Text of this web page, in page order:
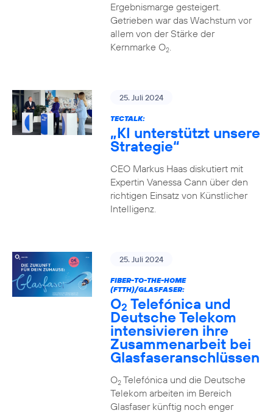
Ergebnismarge gesteigert.
Getrieben war das Wachstum vor
allem von der Stärke der
Kernmarke O2.
25. Juli 2024
TECTALK:
„KI unterstützt unsere
Strategie“
CEO Markus Haas diskutiert mit
Expertin Vanessa Cann über den
richtigen Einsatz von Künstlicher
Intelligenz.
25. Juli 2024
FIBER-TO-THE-HOME
(FTTH)/GLASFASER:
O2 Telefónica und
Deutsche Telekom
intensivieren ihre
Zusammenarbeit bei
Glasfaseranschlüssen
O2Telefónica und die Deutsche
Telekom arbeiten im Bereich
Glasfaser künftig noch enger